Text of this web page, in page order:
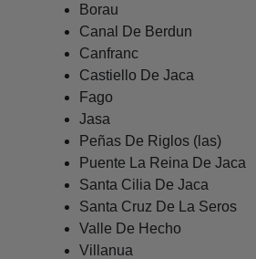
Borau
Canal De Berdun
Canfranc
Castiello De Jaca
Fago
Jasa
Peñas De Riglos (las)
Puente La Reina De Jaca
Santa Cilia De Jaca
Santa Cruz De La Seros
Valle De Hecho
Villanua